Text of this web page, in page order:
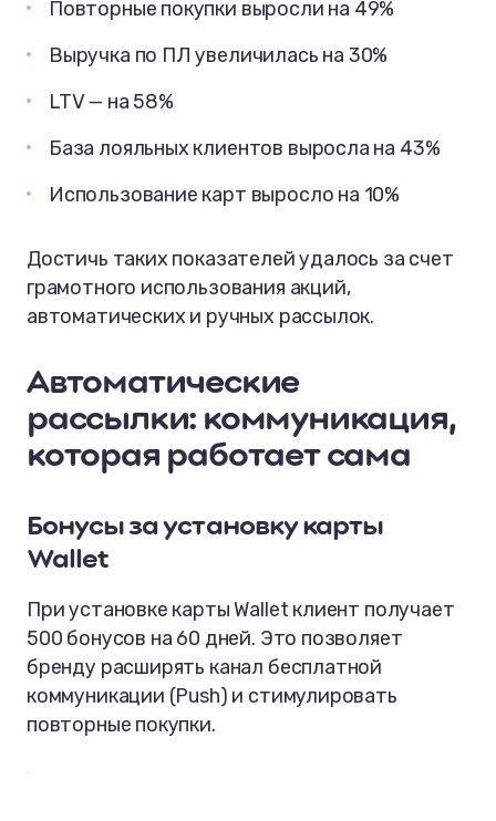
Повторные покупки выросли на 49%
Выручка по ПЛ увеличилась на 30%
LTV — на 58%
База лояльных клиентов выросла на 43%
Использование карт выросло на 10%
Достичь таких показателей удалось за счет
грамотного использования акций,
автоматических и ручных рассылок.
Автоматические
рассылки: коммуникация,
которая работает сама
Бонусы за установку карты
Wallet
При установке карты Wallet клиент получает
500 бонусов на 60 дней. Это позволяет
бренду расширять канал бесплатной
коммуникации (Push) и стимулировать
повторные покупки.